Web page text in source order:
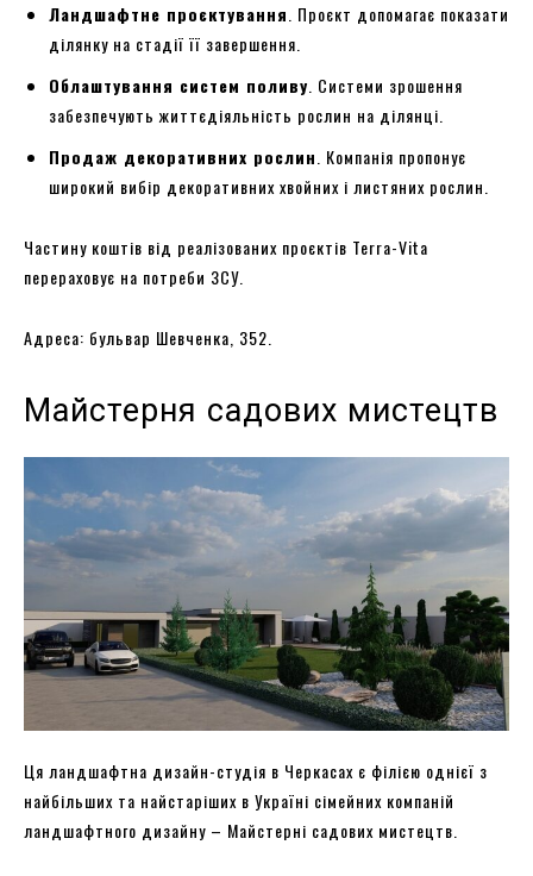
Ландшафтне проєктування. Проєкт допомагає показати
ділянку на стадії її завершення.
Облаштування систем поливу. Системи зрошення
забезпечують життєдіяльність рослин на ділянці.
Продаж декоративних рослин. Компанія пропонує
широкий вибір декоративних хвойних і листяних рослин.
Частину коштів від реалізованих проєктів Terra-Vita
перераховує на потреби ЗСУ.
Адреса: бульвар Шевченка, 352.
Майстерня садових мистецтв
Ця ландшафтна дизайн-студія в Черкасах є філією однієї з
найбільших та найстаріших в Україні сімейних компаній
ландшафтного дизайну – Майстерні садових мистецтв.